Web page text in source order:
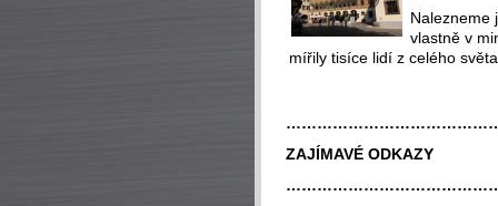
Nalezneme
vlastně v
mířily tisíce lidí z celého
ZAJÍMAVÉ ODKAZY